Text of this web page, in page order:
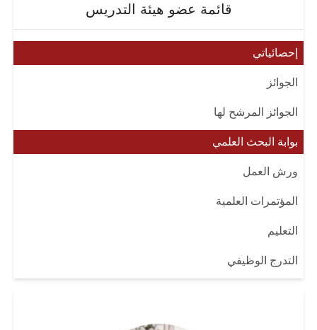
قائمة عضو هيئة التدريس
إحصائياتي
الجوائز
الجوائز المرشح لها
بوابة البحث العلمي
ورش العمل
المؤتمرات العلمية
التعليم
التدرج الوظيفي